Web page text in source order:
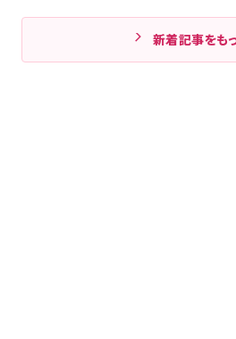
新着記事をも